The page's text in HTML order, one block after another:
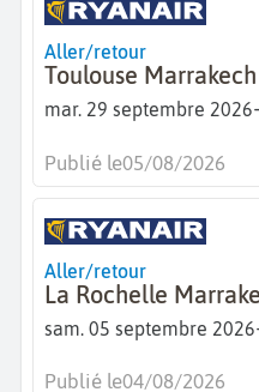
Aller/retour
Toulouse Marrakech
mar. 29 septembre 2026
Publié le05/08/2026
Aller/retour
La Rochelle
sam. 05 septembre 2026
Publié le04/08/2026